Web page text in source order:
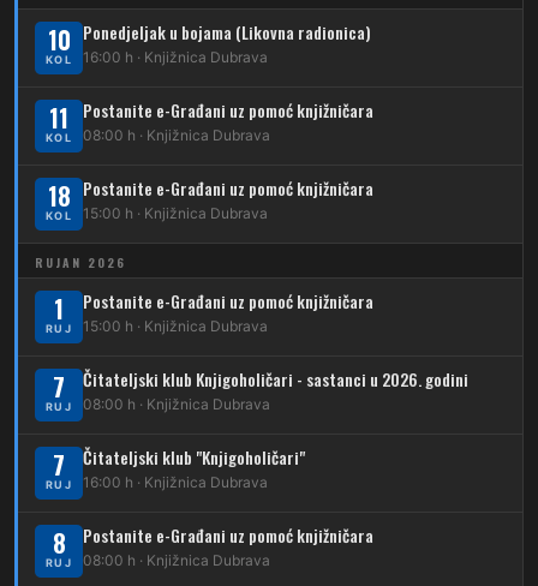
Kliknite stanicu za prikaz voznog reda
208 Dubrava – Vidovec
209
210 Dubrava – Stud. grad – Klin
213
214 Koledinečka – Resnički gaj
223 Dubrava – Trnovčica – Dubec
230 Dubrava – Granešinski Novaki
232 Dubrava – Jazbina
269
DUBEC
212
223 Dubec – Trnovčica – Dubrava
11 Dubec – Črnomerec
34 Dubec – Ljubljanica – Noćna linija
Karta tramvajskih linija
10
KOL
Ponedjeljak u bojama (Likovna radionica)
16:00 h · Knjižnica Dubrava
11
KOL
Postanite e-Građani uz pomoć knjižničara
08:00 h · Knjižnica Dubrava
18
KOL
Postanite e-Građani uz pomoć knjižničara
15:00 h · Knjižnica Dubrava
RUJAN 2026
1
RUJ
Postanite e-Građani uz pomoć knjižničara
15:00 h · Knjižnica Dubrava
7
RUJ
Čitateljski klub Knjigoholičari - sastanci u 2026. godini
08:00 h · Knjižnica Dubrava
7
RUJ
Čitateljski klub "Knjigoholičari"
16:00 h · Knjižnica Dubrava
8
RUJ
Postanite e-Građani uz pomoć knjižničara
08:00 h · Knjižnica Dubrava